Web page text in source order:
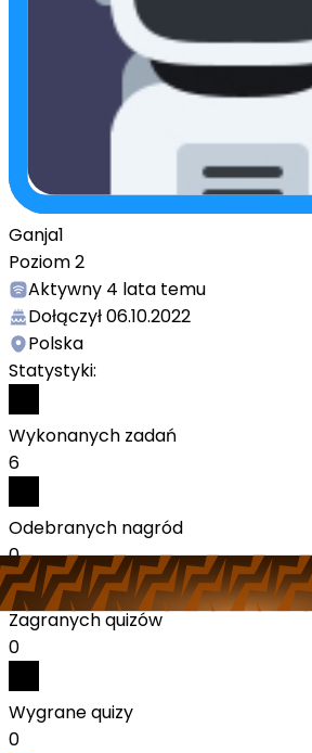
Ganja1
Poziom2
Aktywny 4 lata temu
Dołączył06.10.2022
Polska
Statystyki:
Wykonanych zadań
6
Odebranych nagród
0
Zagranych quizów
0
Wygrane quizy
0